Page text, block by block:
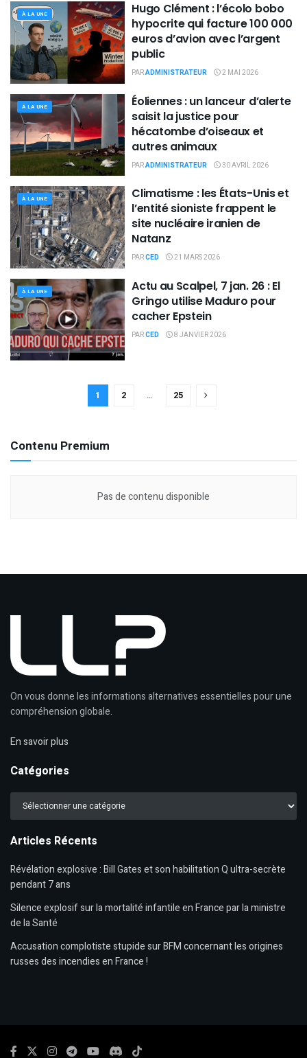
À LA UNE
Hugo Clément : l’écolo bobo
hypocrite qui facture 100 000
euros d’avion avec l’argent
public
PARADMINISTRATEUR 2 MAI 2026
À LA UNE
Éoliennes : un lanceur d’alerte
saisit la justice pour
hécatombe d’oiseaux et
autres animaux
PARADMINISTRATEUR 30 AVRIL 2026
À LA UNE
Climatisme : les États-Unis et
l’entité sioniste frappent le
site nucléaire iranien de
Natanz
PARCED 21 MARS 2026
À LA UNE
Actu au Scalpel, 7 jan. 26 : El
Gringo utilise Maduro pour
cacher Epstein
PARCED 8 JANVIER 2026
1 2 … 25
Contenu Premium
Pas de contenu disponible
On vous donne les informations alternatives essentielles pour une
compréhension globale.
En savoir plus
Catégories
Catégories
Articles Récents
Révélation explosive : Bill Gates et son habilitation Q ultra-secrète
pendant 7 ans
Silence explosif sur la mortalité infantile en France par la ministre
de la Santé
Accusation complotiste stupide sur BFM concernant les origines
russes des incendies en France !